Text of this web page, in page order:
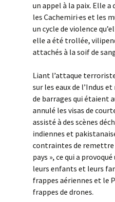
un appel à la paix. Elle
les Cachemiri·es et les
un cycle de violence
elle a été trollée,
attachés à la soif de
Liant l’attaque
sur les eaux de l’Indus
de barrages qui étaient
annulé les visas de
assisté à des scènes
indiennes et
contraintes de remettre
pays », ce qui a
leurs enfants et leurs
frappes aériennes et le
frappes de drones.